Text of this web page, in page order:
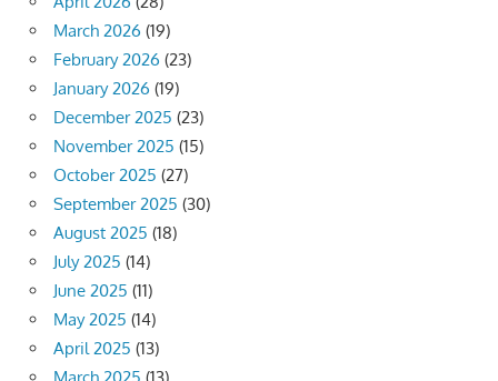
March 2026 (19)
February 2026 (23)
January 2026 (19)
December 2025 (23)
November 2025 (15)
October 2025 (27)
September 2025 (30)
August 2025 (18)
July 2025 (14)
June 2025 (11)
May 2025 (14)
April 2025 (13)